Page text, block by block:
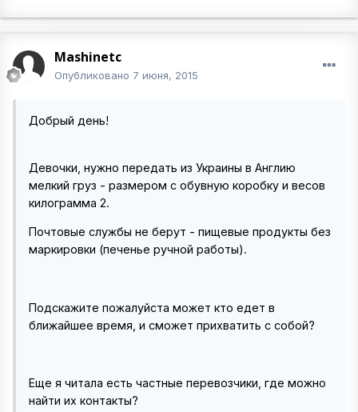
Mashinetc
Опубликовано 7 июня, 2015
Добрый день!
Девочки, нужно передать из Украины в Англию
мелкий груз - размером с обувную коробку и весов
килограмма 2.
Почтовые службы не берут - пищевые продукты без
маркировки (печенье ручной работы).
Подскажите пожалуйста может кто едет в
ближайшее время, и сможет прихватить с собой?
Еще я читала есть частные перевозчики, где можно
найти их контакты?